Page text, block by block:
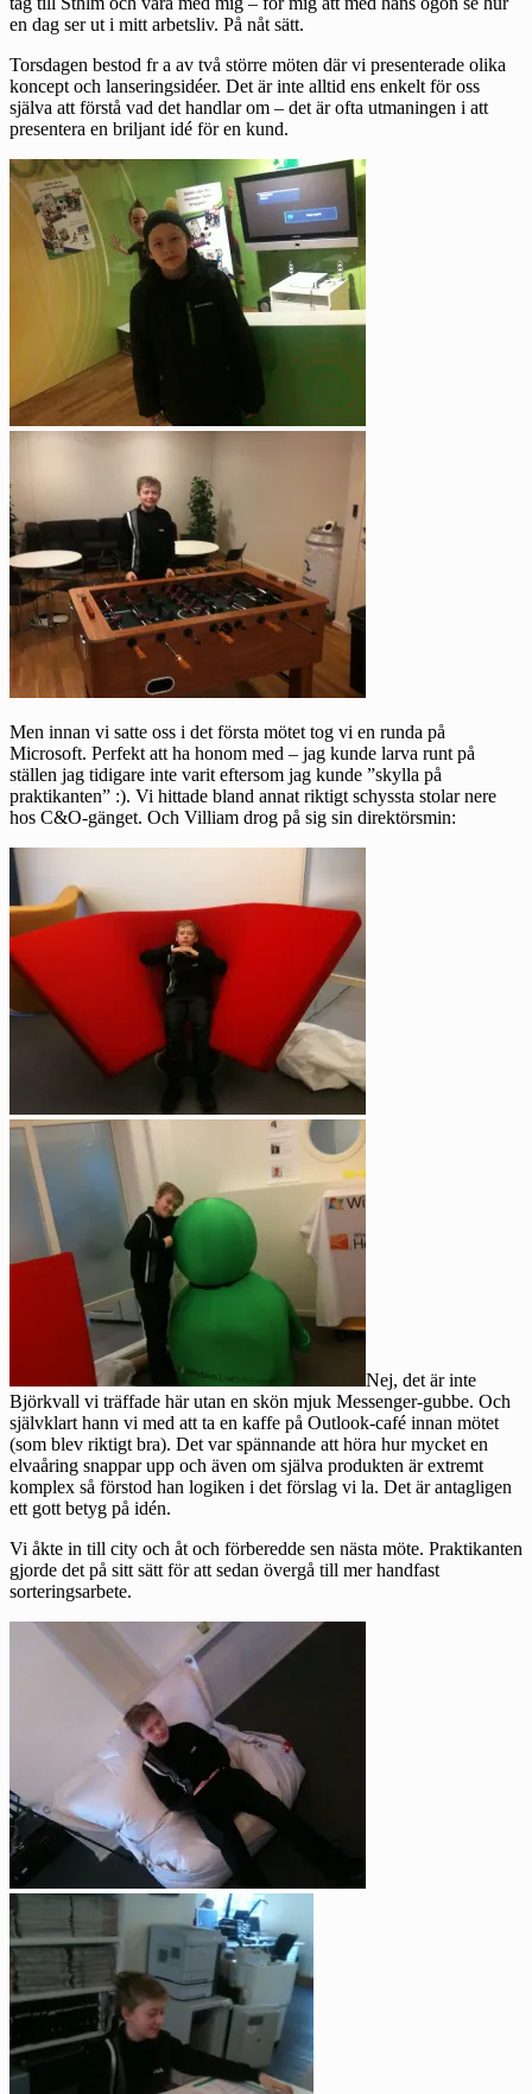
en dag ser ut i mitt arbetsliv. På nåt sätt.
Torsdagen bestod fr a av två större möten där vi presenterade olika
koncept och lanseringsidéer. Det är inte alltid ens enkelt för oss
själva att förstå vad det handlar om – det är ofta utmaningen i att
presentera en briljant idé för en kund.
Men innan vi satte oss i det första mötet tog vi en runda på
Microsoft. Perfekt att ha honom med – jag kunde larva runt på
ställen jag tidigare inte varit eftersom jag kunde ”skylla på
praktikanten” :). Vi hittade bland annat riktigt schyssta stolar nere
hos C&O-gänget. Och Villiam drog på sig sin direktörsmin:
Nej, det är inte
Björkvall vi träffade här utan en skön mjuk Messenger-gubbe. Och
självklart hann vi med att ta en kaffe på Outlook-café innan mötet
(som blev riktigt bra). Det var spännande att höra hur mycket en
elvaåring snappar upp och även om själva produkten är extremt
komplex så förstod han logiken i det förslag vi la. Det är antagligen
ett gott betyg på idén.
Vi åkte in till city och åt och förberedde sen nästa möte. Praktikanten
gjorde det på sitt sätt för att sedan övergå till mer handfast
sorteringsarbete.